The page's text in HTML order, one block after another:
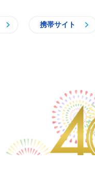
携帯サイト